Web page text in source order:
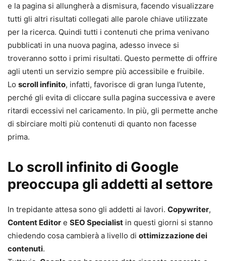
e la pagina si allungherà a dismisura, facendo visualizzare
tutti gli altri risultati collegati alle parole chiave utilizzate
per la ricerca. Quindi tutti i contenuti che prima venivano
pubblicati in una nuova pagina, adesso invece si
troveranno sotto i primi risultati. Questo permette di offrire
agli utenti un servizio sempre più accessibile e fruibile.
Lo scroll infinito, infatti, favorisce di gran lunga l’utente,
perché gli evita di cliccare sulla pagina successiva e avere
ritardi eccessivi nel caricamento. In più, gli permette anche
di sbirciare molti più contenuti di quanto non facesse
prima.
Lo scroll infinito di Google
preoccupa gli addetti al settore
In trepidante attesa sono gli addetti ai lavori. Copywriter,
Content Editor e SEO Specialist in questi giorni si stanno
chiedendo cosa cambierà a livello di ottimizzazione dei
contenuti.